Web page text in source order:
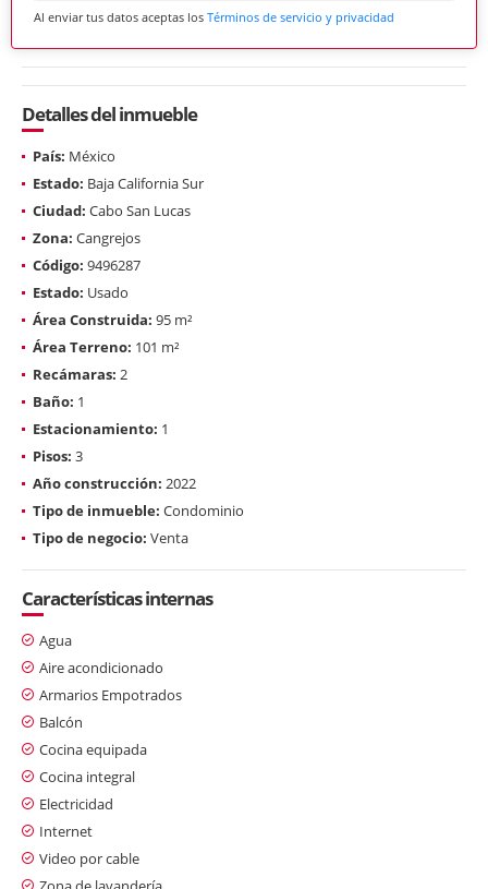
Al enviar tus datos aceptas los Términos de servicio y privacidad
Detalles del inmueble
País: México
Estado: Baja California Sur
Ciudad: Cabo San Lucas
Zona: Cangrejos
Código: 9496287
Estado: Usado
Área Construida: 95 m²
Área Terreno: 101 m²
Recámaras: 2
Baño: 1
Estacionamiento: 1
Pisos: 3
Año construcción: 2022
Tipo de inmueble: Condominio
Tipo de negocio: Venta
Características internas
Agua
Aire acondicionado
Armarios Empotrados
Balcón
Cocina equipada
Cocina integral
Electricidad
Internet
Video por cable